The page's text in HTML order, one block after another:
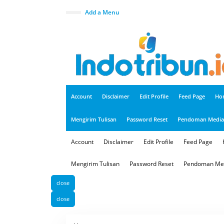
Add a Menu
Account Disclaimer Edit Profile Feed Page
Mengirim Tulisan Password Reset Pendoman
Account Disclaimer Edit Profile Feed Page
Mengirim Tulisan Password Reset Pendoman
close
close